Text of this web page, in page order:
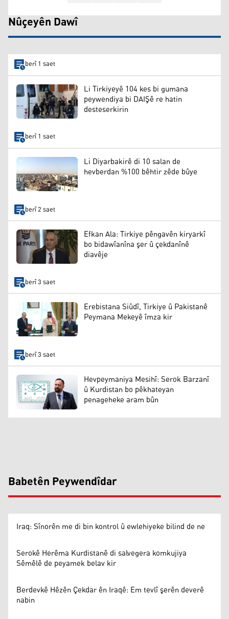
Nûçeyên Dawî
berî 1 saet
Li Tirkiyeyê 104 kes bi gumana
peywendiya bi DAIŞê re hatin
desteserkirin
berî 1 saet
Li Diyarbakirê di 10 salan de
hevberdan %100 bêhtir zêde bûye
berî 2 saet
Efkan Ala: Tirkiye pêngavên kiryarkî
bo bidawîanîna şer û çekdanînê
diavêje
berî 3 saet
Erebistana Siûdî, Tirkiye û Pakistanê
Peymana Mekeyê îmza kir
berî 3 saet
Hevpeymaniya Mesihî: Serok Barzanî
û Kurdistan bo pêkhateyan
penageheke aram bûn
Babetên Peywendîdar
Iraq: Sînorên me di bin kontrol û ewlehiyeke bilind de ne
Serokê Herêma Kurdistanê di salvegera komkujiya
Sêmêlê de peyamek belav kir
Berdevkê Hêzên Çekdar ên Iraqê: Em tevlî şerên deverê
nabin